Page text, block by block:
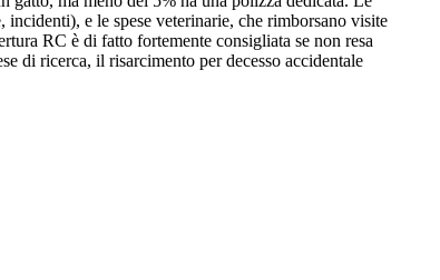
e le spese veterinarie, che rimborsano visite
RC è di fatto fortemente consigliata se non resa
di ricerca, il risarcimento per decesso accidentale